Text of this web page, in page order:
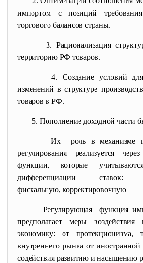
импортом с позиций
торгового балансов страны.
3. Рационализация
территорию РФ товаров.
4. Создание условий
изменений в структуре
товаров в РФ.
5. Пополнение доходной части
Их роль в механизме
регулирования реализуется
функции, которые
дифференциации ставок:
фискальную, корректировочную.
Регулирующая функция
предполагает меры
экономику: от протекционизма,
внутреннего рынка от
содействия развитию и насыщению